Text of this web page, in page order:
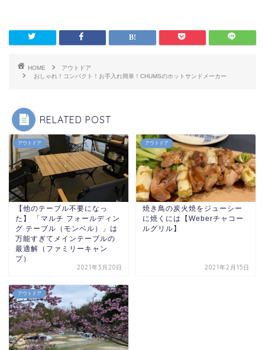
HOME
アウトドア
おしゃれ！コンパクト！お手入れ簡単！CHUMSのホットサンドメーカー
RELATED POST
アウトドア
【他のテーブル不要になっ
た】 「マルチ フォールディン
グ テーブル（モンベル）」は
万能すぎてメインテーブルの
最適解（ファミリーキャン
プ）
2021年3月20日
アウトドア
焼き鳥の炭火焼をジューシー
に焼くには【Weberチャコー
ルグリル】
2021年2月15日
アウトドア